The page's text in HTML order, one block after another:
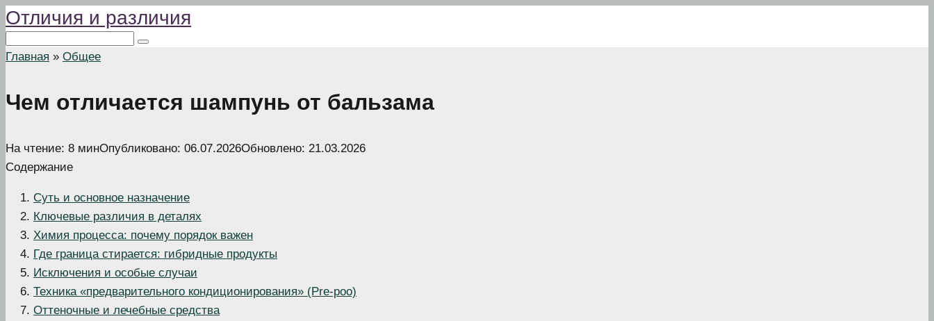
Перейти
к
контенту
Отличия и различия
Главная » Общее
Чем отличается шампунь от бальзама
На чтение: 8 минОпубликовано: 06.07.2026Обновлено: 21.03.2026
Содержание
Суть и основное назначение
Ключевые различия в деталях
Химия процесса: почему порядок важен
Где граница стирается: гибридные продукты
Исключения и особые случаи
Техника «предварительного кондиционирования» (Pre-poo)
Оттеночные и лечебные средства